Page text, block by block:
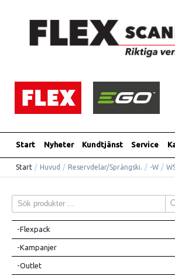
Start Nyheter Kundtjänst Service
Start / Huvud / Reservdelar/Sprängski. / -W /
-Flexpack
-Kampanjer
-Outlet